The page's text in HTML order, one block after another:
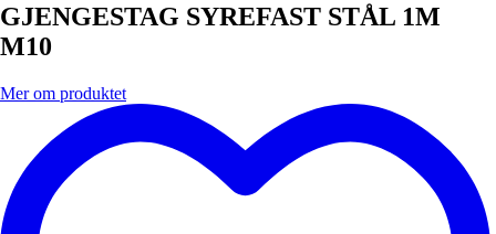
GJENGESTAG SYREFAST STÅL 1M
M10
Mer om produktet